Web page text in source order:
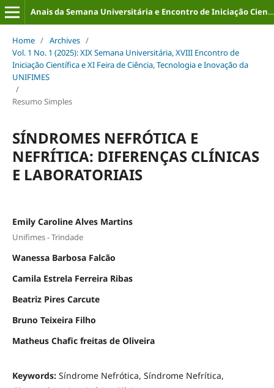
Anais da Semana Universitária e Encontro de Iniciação Científica (ISSN: 2316-8226)
Home / Archives /
Vol. 1 No. 1 (2025): XIX Semana Universitária, XVIII Encontro de
Iniciação Científica e XI Feira de Ciência, Tecnologia e Inovação da
UNIFIMES
/
Resumo Simples
SÍNDROMES NEFRÓTICA E
NEFRÍTICA: DIFERENÇAS CLÍNICAS
E LABORATORIAIS
Emily Caroline Alves Martins
Unifimes - Trindade
Wanessa Barbosa Falcão
Camila Estrela Ferreira Ribas
Beatriz Pires Carcute
Bruno Teixeira Filho
Matheus Chafic freitas de Oliveira
Keywords: Síndrome Nefrótica, Síndrome Nefrítica,